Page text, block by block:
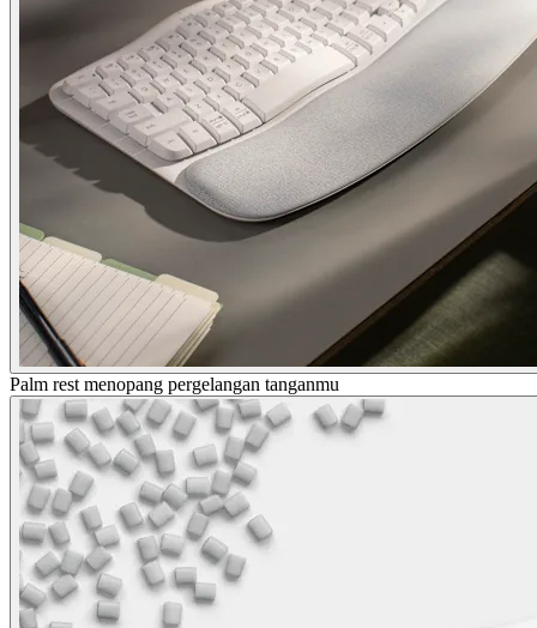
Palm rest menopang pergelangan tanganmu